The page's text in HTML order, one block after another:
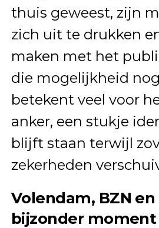
thuis geweest, zijn
zich uit te drukken
maken met het
die mogelijkheid
betekent veel voor
anker, een stukje
blijft staan terwijl
zekerheden
Volendam, BZN en
bijzonder moment